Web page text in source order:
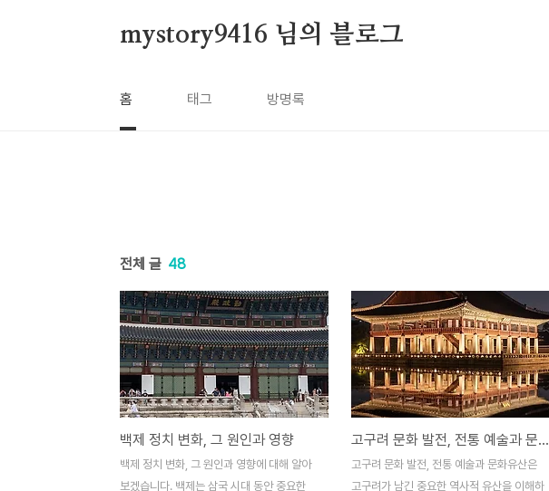
mystory9416 님의 블로그
홈 태그 방명록
전체 글 48
백제 정치 변화, 그 원인과 영향
백제 정치 변화, 그 원인과 영향에 대해 알아
보겠습니다. 백제는 삼국 시대 동안 중요한
고구려 문화 발전, 전통 예술과 문화유산
고구려 문화 발전, 전통 예술과 문화유산은
고구려가 남긴 중요한 역사적 유산을 이해하